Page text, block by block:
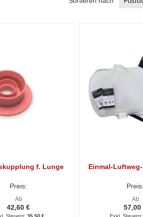
f. Lunge
Preis:
Ab
42,60 €
Einmal-
Preis:
Ab
57,00